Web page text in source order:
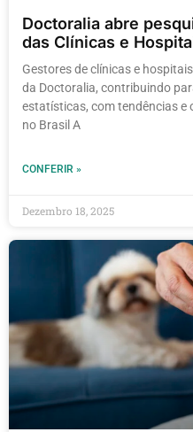
Doctoralia abre
das Clínicas e
Gestores de clínicas e
da Doctoralia, contribuindo
estatísticas, com tendências e
no Brasil A
CONFERIR »
Dezembro 18, 2025